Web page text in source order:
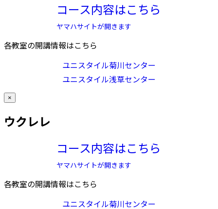
コース内容はこちら
ヤマハサイトが開きます
各教室の開講情報はこちら
ユニスタイル菊川センター
ユニスタイル浅草センター
×
ウクレレ
コース内容はこちら
ヤマハサイトが開きます
各教室の開講情報はこちら
ユニスタイル菊川センター